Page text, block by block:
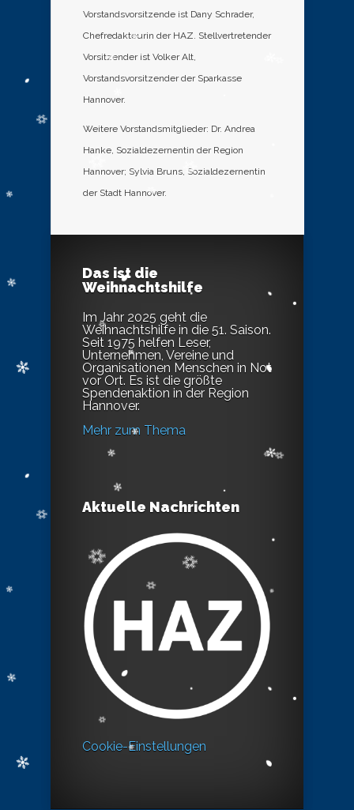
Vorstandsvorsitzende ist Dany Schrader,
Chefredakteurin der HAZ. Stellvertretender
Vorsitzender ist Volker Alt,
Vorstandsvorsitzender der Sparkasse
Hannover.
Weitere Vorstandsmitglieder: Dr. Andrea
Hanke, Sozialdezernentin der Region
Hannover; Sylvia Bruns, Sozialdezernentin
der Stadt Hannover.
Das ist die
Weihnachtshilfe
Im Jahr 2025 geht die
Weihnachtshilfe in die 51. Saison.
Seit 1975 helfen Leser,
Unternehmen, Vereine und
Organisationen Menschen in Not
vor Ort. Es ist die größte
Spendenaktion in der Region
Hannover.
Mehr zum Thema
Aktuelle Nachrichten
Cookie-Einstellungen